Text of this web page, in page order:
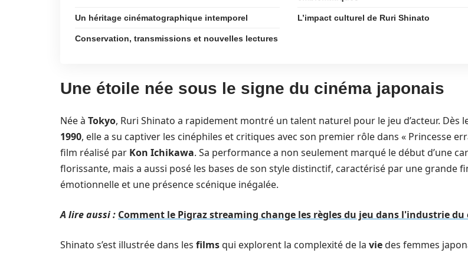
Un héritage cinématographique intemporel L’impact culturel de Ruri Shinato
Conservation, transmissions et nouvelles lectures
Une étoile née sous le signe du cinéma japonais
Née à Tokyo, Ruri Shinato a rapidement montré un talent naturel pour le jeu d’acteur. Dès
1990, elle a su captiver les cinéphiles et critiques avec son premier rôle dans « Princesse
film réalisé par Kon Ichikawa. Sa performance a non seulement marqué le début d’une
florissante, mais a aussi posé les bases de son style distinctif, caractérisé par une grande
émotionnelle et une présence scénique inégalée.
A lire aussi : Comment le Pigraz streaming change les règles du jeu dans l'industrie du
Shinato s’est illustrée dans les filmsqui explorent la complexité de la viedes femmes